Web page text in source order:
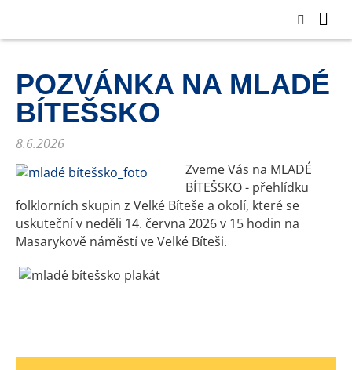
POZVÁNKA NA MLADÉ
BÍTEŠSKO
8.6.2026
Zveme Vás na MLADÉ
BÍTEŠSKO - přehlídku
folklorních skupin z Velké Bíteše a okolí, které se
uskuteční v neděli 14. června 2026 v 15 hodin na
Masarykově náměstí ve Velké Bíteši.